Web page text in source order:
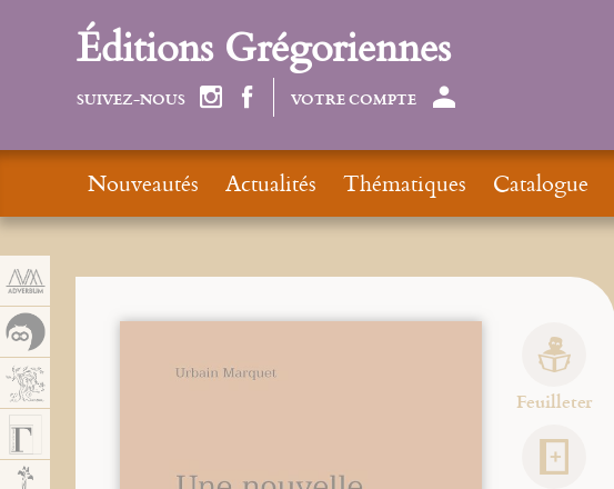
Feuilleter
Éditions Grégoriennes
SUIVEZ-NOUS VOTRE COMPTE
Nouveautés Actualités Thématiques Catalogue
Panneau de gestion des cookies